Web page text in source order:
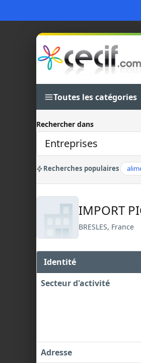
Toutes les catégories
Rechercher dans
Recherches populaires
IMPORT
BRESLES, France
Identité
Secteur d'activité
Adresse